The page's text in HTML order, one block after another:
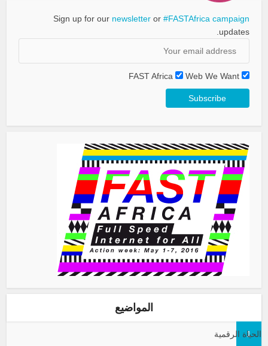
Sign up for our newsletteror #FASTAfrica campaign
updates.
FAST Africa Web We Want
المواضيع
الحياة الرقمية
1